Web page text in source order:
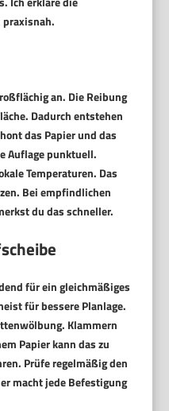
an. Die Reibung
Dadurch entstehen
das Papier und das
Auflage punktuell.
Temperaturen. Das
Bei empfindlichen
du das schneller.
für ein gleichmäßiges
für bessere Planlage.
Klammern
Papier kann das zu
Prüfe regelmäßig den
macht jede Befestigung